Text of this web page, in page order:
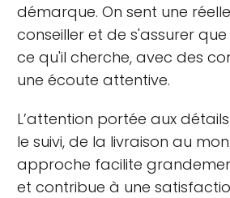
démarque. On sent une
conseiller et de s'assurer
ce qu'il cherche, avec des
une écoute attentive.
L’attention portée aux
le suivi, de la livraison au
approche facilite
et contribue à une